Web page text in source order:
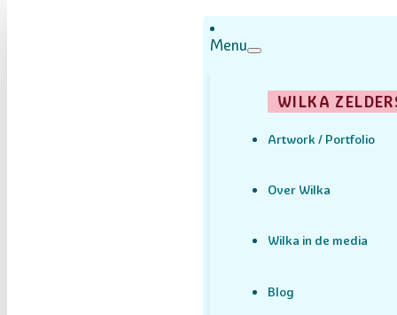
Menu
WILKA
Artwork / Portfolio
Over Wilka
Wilka in de media
Blog